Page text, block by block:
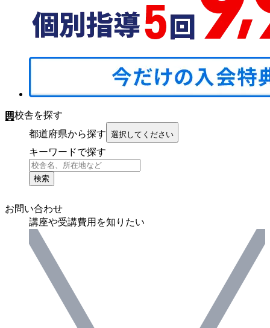
校舎を探す
都道府県から探す 選択してください
キーワードで探す
検索
お問い合わせ
講座や受講費用を知りたい